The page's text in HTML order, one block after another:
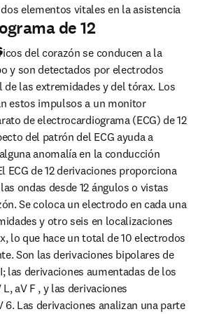
elementos vitales en la asistencia
de 12
del corazón se conducen a la
y son detectados por electrodos
de las extremidades y del tórax. Los
estos impulsos a un monitor
de electrocardiograma (ECG) de 12
del patrón del ECG ayuda a
anomalía en la conducción
ECG de 12 derivaciones proporciona
ondas desde 12 ángulos o vistas
Se coloca un electrodo en cada una
y otro seis en localizaciones
lo que hace un total de 10 electrodos
Son las derivaciones bipolares de
las derivaciones aumentadas de los
L, aV F , y las derivaciones
6. Las derivaciones analizan una parte